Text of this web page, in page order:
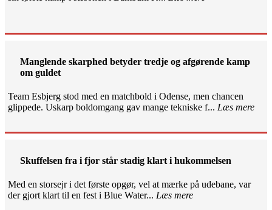
Manglende skarphed betyder tredje og afgørende kamp
om guldet
Team Esbjerg stod med en matchbold i Odense, men chancen
glippede. Uskarp boldomgang gav mange tekniske f... Læs mere
Skuffelsen fra i fjor står stadig klart i hukommelsen
Med en storsejr i det første opgør, vel at mærke på udebane, var
der gjort klart til en fest i Blue Water... Læs mere